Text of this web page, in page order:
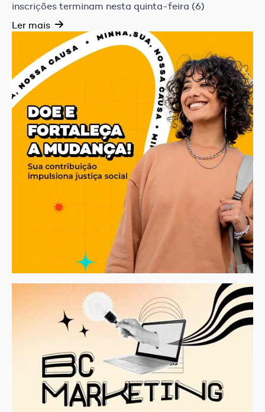
inscrições terminam nesta quinta-feira (6)
Ler mais